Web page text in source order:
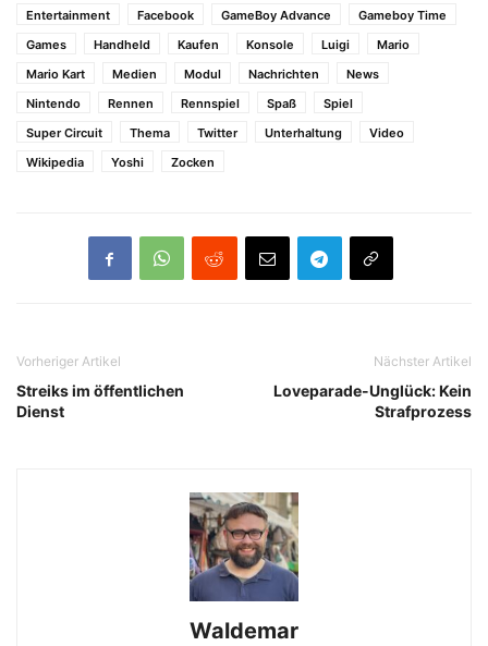
Entertainment
Facebook GameBoy Advance
Gameboy Time
Games
Handheld Kaufen Konsole Luigi
Mario
Mario Kart
Medien Modul Nachrichten
News
Nintendo
Rennen Rennspiel Spaß
Spiel
Super Circuit
Thema Twitter Unterhaltung
Video
Wikipedia
Yoshi Zocken
Vorheriger Artikel
Streiks im öffentlichen
Dienst
Nächster Artikel
Loveparade-Unglück: Kein
Strafprozess
Waldemar